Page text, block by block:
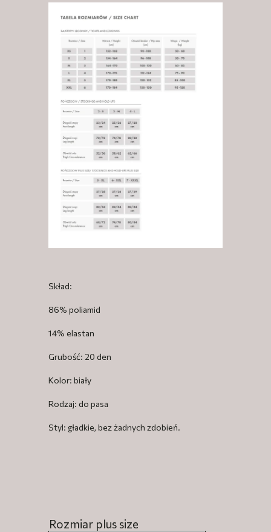
Skład:
86% poliamid
14% elastan
Grubość: 20 den
Kolor: biały
Rodzaj: do pasa
Styl: gładkie, bez żadnych zdobień.
Rozmiar plus size